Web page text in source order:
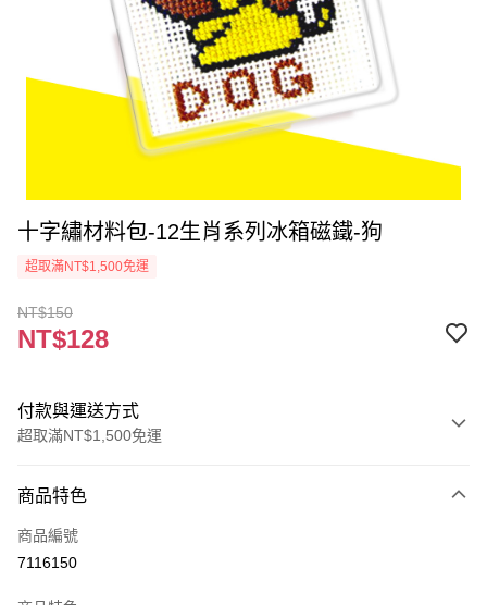
十字繡材料包-12生肖系列冰箱磁鐵-狗
超取滿NT$1,500免運
NT$150
NT$128
付款與運送方式
超取滿NT$1,500免運
信用卡一次付款
超商取貨付款
商品特色
商品編號
7116150